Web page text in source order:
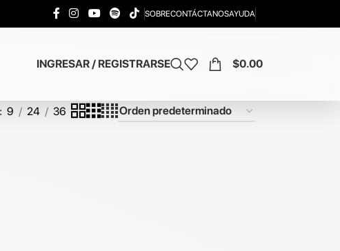
SOBRECONTÁCTANOSAYUDA
INGRESAR / REGISTRARSE $0.00
9 24 36